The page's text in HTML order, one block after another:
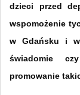
dzieci przed
wspomożenie
w Gdańsku i
świadomie
promowanie